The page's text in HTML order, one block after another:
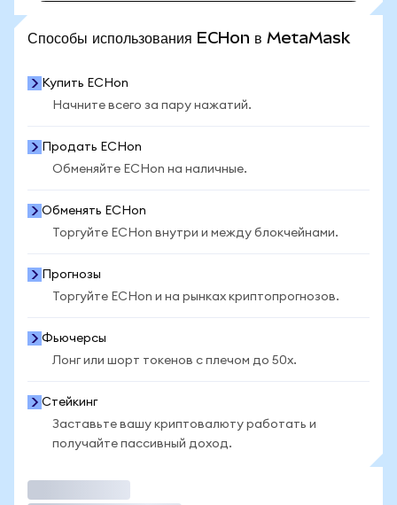
Способы использования ECHon в MetaMask
Купить ECHon
Начните всего за пару нажатий.
Продать ECHon
Обменяйте ECHon на наличные.
Обменять ECHon
Торгуйте ECHon внутри и между блокчейнами.
Прогнозы
Торгуйте ECHon и на рынках криптопрогнозов.
Фьючерсы
Лонг или шорт токенов с плечом до 50x.
Стейкинг
Заставьте вашу криптовалюту работать и
получайте пассивный доход.